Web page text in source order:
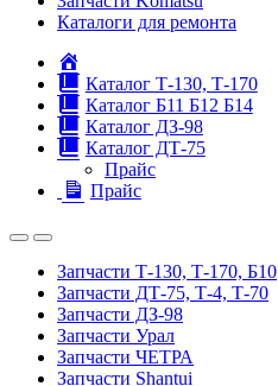
Каталоги для ремонта
Каталог Т-130, Т-170
Каталог Б11 Б12 Б14
Каталог ДЗ-98
Каталог ДТ-75
Прайс
Прайс
Запчасти Т-130, Т-170, Б10
Запчасти ДТ-75, Т-4, Т-70
Запчасти ДЗ-98
Запчасти Урал
Запчасти ЧЕТРА
Запчасти Shantui